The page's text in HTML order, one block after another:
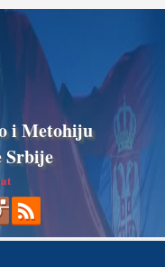
i Metohiju
Srbije